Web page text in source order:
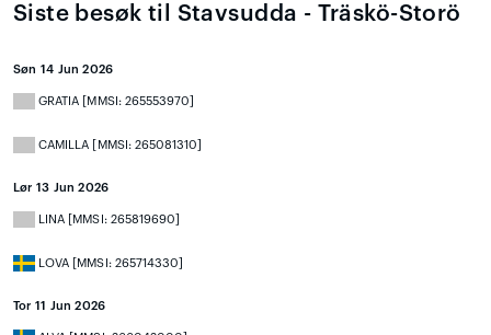
Siste besøk til Stavsudda - Träskö-Storö
Søn 14 Jun 2026
GRATIA [MMSI: 265553970]
CAMILLA [MMSI: 265081310]
Lør 13 Jun 2026
LINA [MMSI: 265819690]
LOVA [MMSI: 265714330]
Tor 11 Jun 2026